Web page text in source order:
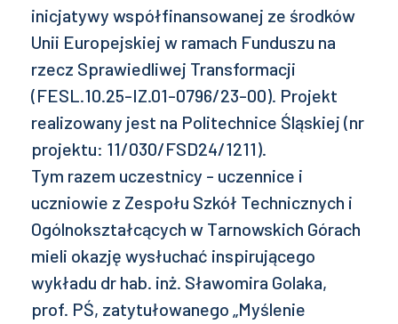
inicjatywy współfinansowanej ze środków
Unii Europejskiej w ramach Funduszu na
rzecz Sprawiedliwej Transformacji
(FESL.10.25-IZ.01-0796/23-00). Projekt
realizowany jest na Politechnice Śląskiej (nr
projektu: 11/030/FSD24/1211).
Tym razem uczestnicy - uczennice i
uczniowie z Zespołu Szkół Technicznych i
Ogólnokształcących w Tarnowskich Górach
mieli okazję wysłuchać inspirującego
wykładu dr hab. inż. Sławomira Golaka,
prof. PŚ, zatytułowanego „Myślenie